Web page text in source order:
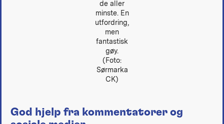
de aller
minste. En
utfordring,
men
fantastisk
gøy.
(Foto:
Sørmarka
CK)
God hjelp fra kommentatorer og